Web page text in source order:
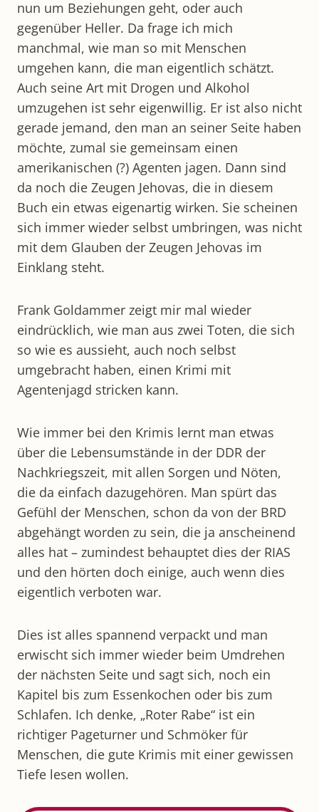
nun um Beziehungen geht, oder auch
gegenüber Heller. Da frage ich mich
manchmal, wie man so mit Menschen
umgehen kann, die man eigentlich schätzt.
Auch seine Art mit Drogen und Alkohol
umzugehen ist sehr eigenwillig. Er ist also nicht
gerade jemand, den man an seiner Seite haben
möchte, zumal sie gemeinsam einen
amerikanischen (?) Agenten jagen. Dann sind
da noch die Zeugen Jehovas, die in diesem
Buch ein etwas eigenartig wirken. Sie scheinen
sich immer wieder selbst umbringen, was nicht
mit dem Glauben der Zeugen Jehovas im
Einklang steht.
Frank Goldammer zeigt mir mal wieder
eindrücklich, wie man aus zwei Toten, die sich
so wie es aussieht, auch noch selbst
umgebracht haben, einen Krimi mit
Agentenjagd stricken kann.
Wie immer bei den Krimis lernt man etwas
über die Lebensumstände in der DDR der
Nachkriegszeit, mit allen Sorgen und Nöten,
die da einfach dazugehören. Man spürt das
Gefühl der Menschen, schon da von der BRD
abgehängt worden zu sein, die ja anscheinend
alles hat – zumindest behauptet dies der RIAS
und den hörten doch einige, auch wenn dies
eigentlich verboten war.
Dies ist alles spannend verpackt und man
erwischt sich immer wieder beim Umdrehen
der nächsten Seite und sagt sich, noch ein
Kapitel bis zum Essenkochen oder bis zum
Schlafen. Ich denke, „Roter Rabe“ ist ein
richtiger Pageturner und Schmöker für
Menschen, die gute Krimis mit einer gewissen
Tiefe lesen wollen.